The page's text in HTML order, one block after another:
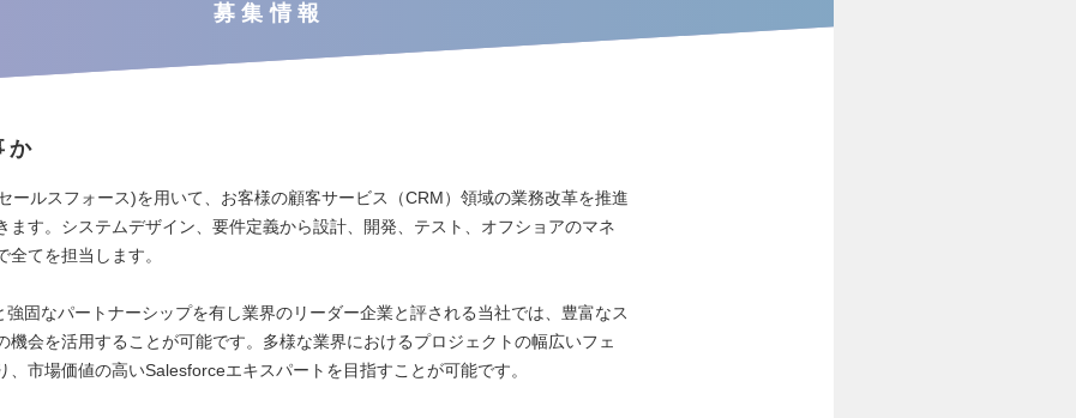
募集情報
か
ールスフォース)を用いて、お客様の顧客サービス（CRM）領域の業務改革を推進
ます。システムデザイン、要件定義から設計、開発、テスト、オフショアのマネ
全てを担当します。
強固なパートナーシップを有し業界のリーダー企業と評される当社では、豊富なス
機会を活用することが可能です。多様な業界におけるプロジェクトの幅広いフェ
、市場価値の高いSalesforceエキスパートを目指すことが可能です。